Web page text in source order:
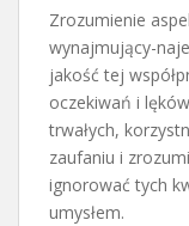
Zrozumienie
wynajmujący-
jakość tej
oczekiwań i
trwałych,
zaufaniu i
ignorować tych
umysłem.